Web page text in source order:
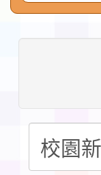
告(
程
「
展
請
教
報
淨